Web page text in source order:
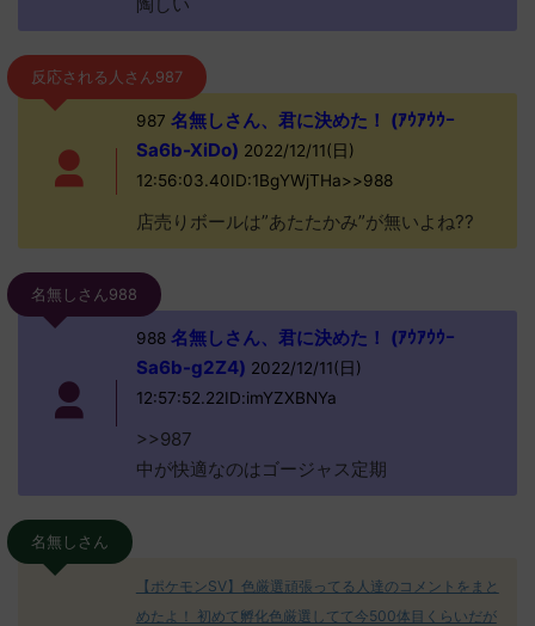
反応される人さん987
987 名無しさん、君に決めた！ (ｱｳｱｳｳｰ
Sa6b-XiDo) 2022/12/11(日)
12:56:03.40ID:1BgYWjTHa>>988
店売りボールは”あたたかみ”が無いよね??
名無しさん988
988名無しさん、君に決めた！ (ｱｳｱｳｳｰ
Sa6b-g2Z4) 2022/12/11(日)
12:57:52.22ID:imYZXBNYa
>>987
中が快適なのはゴージャス定期
名無しさん
【ポケモンSV】色厳選頑張ってる人達のコメントをまと
めたよ！ 初めて孵化色厳選してて今500体目くらいだが